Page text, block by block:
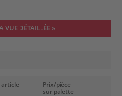
VUE DÉTAILLÉE »
article
Prix/pièce
sur palette